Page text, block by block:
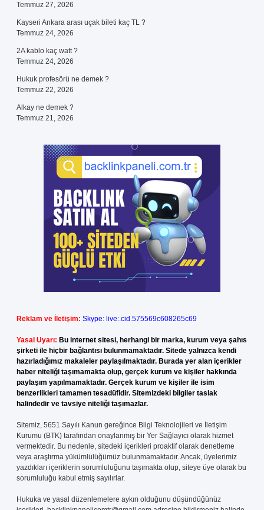
Temmuz 27, 2026
Kayseri Ankara arası uçak bileti kaç TL ?
Temmuz 24, 2026
2A kablo kaç watt ?
Temmuz 24, 2026
Hukuk profesörü ne demek ?
Temmuz 22, 2026
Alkay ne demek ?
Temmuz 21, 2026
Reklam ve İletişim: Skype: live:.cid.575569c608265c69
Yasal Uyarı: Bu internet sitesi, herhangi bir marka, kurum veya şahıs
şirketi ile hiçbir bağlantısı bulunmamaktadır. Sitede yalnızca kendi
hazırladığımız makaleler paylaşılmaktadır. Burada yer alan içerikler
haber niteliği taşımamakta olup, gerçek kurum ve kişiler hakkında
paylaşım yapılmamaktadır. Gerçek kurum ve kişiler ile isim
benzerlikleri tamamen tesadüfidir. Sitemizdeki bilgiler taslak
halindedir ve tavsiye niteliği taşımazlar.
Sitemiz, 5651 Sayılı Kanun gereğince Bilgi Teknolojileri ve İletişim
Kurumu (BTK) tarafından onaylanmış bir Yer Sağlayıcı olarak hizmet
vermektedir. Bu nedenle, sitedeki içerikleri proaktif olarak denetleme
veya araştırma yükümlülüğümüz bulunmamaktadır. Ancak, üyelerimiz
yazdıkları içeriklerin sorumluluğunu taşımakta olup, siteye üye olarak bu
sorumluluğu kabul etmiş sayılırlar.
Hukuka ve yasal düzenlemelere aykırı olduğunu düşündüğünüz